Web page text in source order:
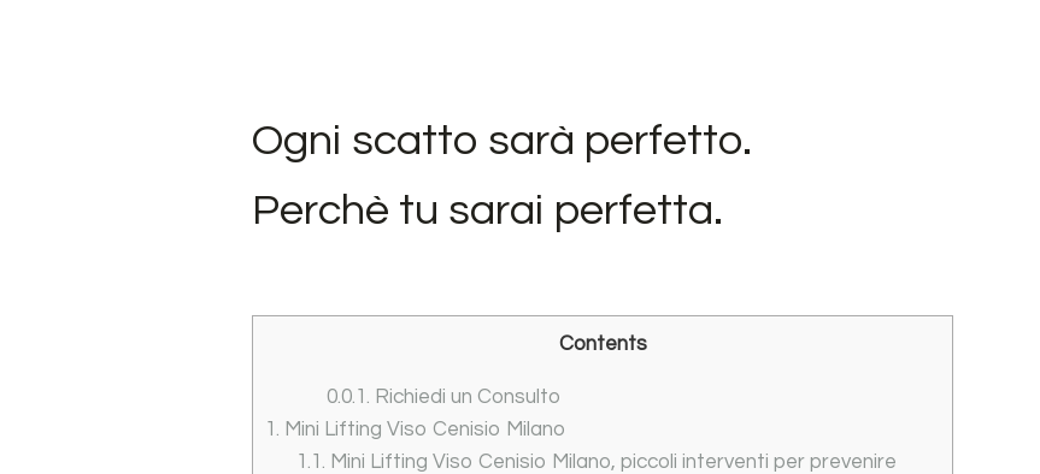
Ogni scatto sarà perfetto.
Perchè tu sarai perfetta.
Contents
0.0.1. Richiedi un Consulto
1. Mini Lifting Viso Cenisio Milano
1.1. Mini Lifting Viso Cenisio Milano, piccoli interventi per prevenire